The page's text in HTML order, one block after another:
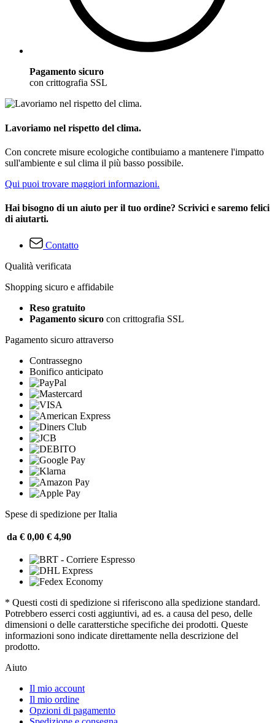
Pagamento sicuro
con crittografia SSL
Lavoriamo nel rispetto del clima.
Con concrete misure ecologiche contibuiamo a mantenere l'impatto
sull'ambiente e sul clima il più basso possibile.
Qui puoi trovare maggiori informazioni.
Hai bisogno di un aiuto per il tuo ordine? Scrivici e saremo felici
di aiutarti.
Contatto
Qualità verificata
Shopping sicuro e affidabile
Reso gratuito
Pagamento sicuro con crittografia SSL
Pagamento sicuro attraverso
Contrassegno
Bonifico anticipato
Spese di spedizione per Italia
da € 0,00 € 4,90
* Questi costi di spedizione si riferiscono alla spedizione standard.
Potrebbero esserci costi aggiuntivi, ad es. a causa del peso, delle
dimensioni o delle caratterstiche specifiche dei prodotti. Queste
informazioni sono indicate direttamente nella descrizione del
prodotto.
Aiuto
Il mio account
Il mio ordine
Opzioni di pagamento